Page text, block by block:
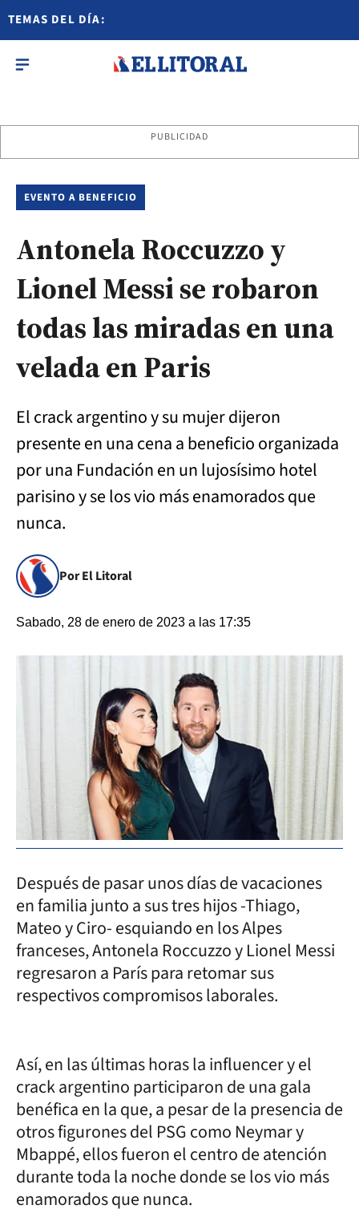
TEMAS DEL DÍA:
PUBLICIDAD
EVENTO A BENEFICIO
Antonela Roccuzzo y
Lionel Messi se robaron
todas las miradas en una
velada en Paris
El crack argentino y su mujer dijeron
presente en una cena a beneficio organizada
por una Fundación en un lujosísimo hotel
parisino y se los vio más enamorados que
nunca.
Por El Litoral
Sabado, 28 de enero de 2023 a las 17:35
Después de pasar unos días de vacaciones
en familia junto a sus tres hijos -Thiago,
Mateo y Ciro- esquiando en los Alpes
franceses, Antonela Roccuzzo y Lionel Messi
regresaron a París para retomar sus
respectivos compromisos laborales.
Así, en las últimas horas la influencer y el
crack argentino participaron de una gala
benéfica en la que, a pesar de la presencia de
otros figurones del PSG como Neymar y
Mbappé, ellos fueron el centro de atención
durante toda la noche donde se los vio más
enamorados que nunca.